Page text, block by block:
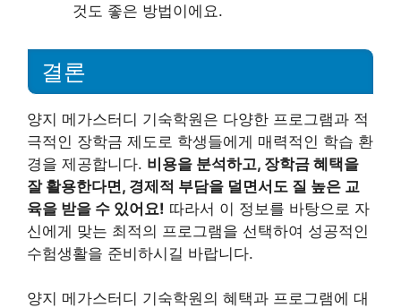
것도 좋은 방법이에요.
결론
양지 메가스터디 기숙학원은 다양한 프로그램과 적
극적인 장학금 제도로 학생들에게 매력적인 학습 환
경을 제공합니다. 비용을 분석하고, 장학금 혜택을
잘 활용한다면, 경제적 부담을 덜면서도 질 높은 교
육을 받을 수 있어요! 따라서 이 정보를 바탕으로 자
신에게 맞는 최적의 프로그램을 선택하여 성공적인
수험생활을 준비하시길 바랍니다.
양지 메가스터디 기숙학원의 혜택과 프로그램에 대